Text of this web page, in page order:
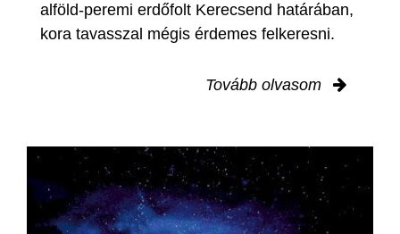
alföld-peremi erdőfolt Kerecsend határában,
kora tavasszal mégis érdemes felkeresni.
Tovább olvasom